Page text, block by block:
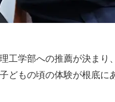
工学部への推薦が決ま
どもの頃の体験が根底に